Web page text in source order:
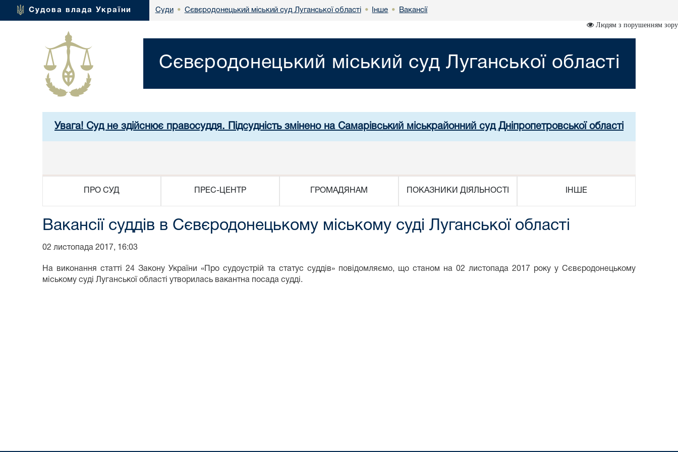
Судова влада України Суди • Сєвєродонецький міський суд Луганської області • Інше • Вакансії
Людям з порушенням зору
Сєвєродонецький міський суд Луганської області
Увага! Суд не здійснює правосуддя. Підсудність змінено на Самарівський міськрайонний суд Дніпропетровської області
ПРО СУД ПРЕС-ЦЕНТР ГРОМАДЯНАМ ПОКАЗНИКИ ДІЯЛЬНОСТІ ІНШЕ
Вакансії суддів в Сєвєродонецькому міському суді Луганської області
02 листопада 2017, 16:03
На виконання статті 24 Закону України «Про судоустрій та статус суддів» повідомляємо, що станом на 02 листопада 2017 року у Сєвєродонецькому
міському суді Луганської області утворилась вакантна посада судді.